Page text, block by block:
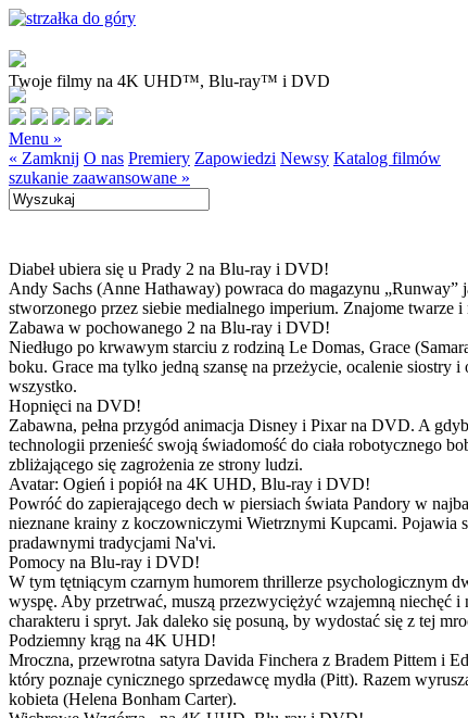
Twoje filmy na 4K UHD™, Blu-ray™ i DVD
Menu »
« Zamknij O nas Premiery Zapowiedzi Newsy Katalog filmów
szukanie zaawansowane »
Diabeł ubiera się u Prady 2 na Blu-ray i DVD!
Andy Sachs (Anne Hathaway) powraca do magazynu „Runway”
stworzonego przez siebie medialnego imperium. Znajome
Zabawa w pochowanego 2 na Blu-ray i DVD!
Niedługo po krwawym starciu z rodziną Le Domas, Grace
boku. Grace ma tylko jedną szansę na przeżycie, ocalenie
wszystko.
Hopnięci na DVD!
Zabawna, pełna przygód animacja Disney i Pixar na DVD. A
technologii przenieść swoją świadomość do ciała robotycznego
zbliżającego się zagrożenia ze strony ludzi.
Avatar: Ogień i popiół na 4K UHD, Blu-ray i DVD!
Powróć do zapierającego dech w piersiach świata Pandory w
nieznane krainy z koczowniczymi Wietrznymi Kupcami. Pojawia
pradawnymi tradycjami Na'vi.
Pomocy na Blu-ray i DVD!
W tym tętniącym czarnym humorem thrillerze psychologicznym
wyspę. Aby przetrwać, muszą przezwyciężyć wzajemną niechęć
charakteru i spryt. Jak daleko się posuną, by wydostać się z tej
Podziemny krąg na 4K UHD!
Mroczna, przewrotna satyra Davida Finchera z Bradem Pittem i
który poznaje cynicznego sprzedawcę mydła (Pitt). Razem
kobieta (Helena Bonham Carter).